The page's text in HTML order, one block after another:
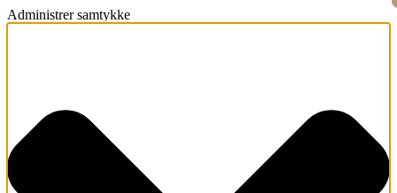
Administrer samtykke